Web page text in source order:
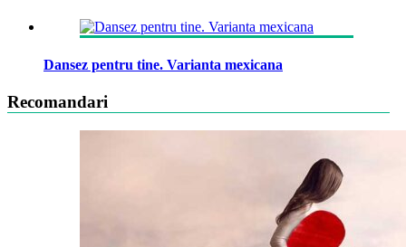
Dansez pentru tine. Varianta mexicana
Recomandari